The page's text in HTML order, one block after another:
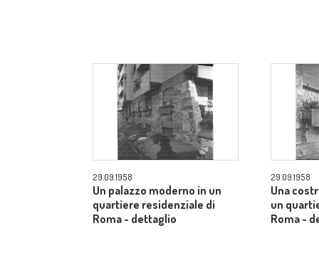
29.09.1958
Un palazzo moderno in un
quartiere residenziale di
Roma - dettaglio
29.09.1958
Una
un
Roma -